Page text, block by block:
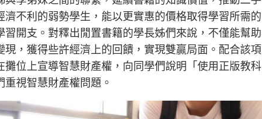
不利的弱勢學生，能以更實惠的價格取得學習所需的
開支。對釋出閒置書籍的學長姊們來說，不僅能幫助
，獲得些許經濟上的回饋，實現雙贏局面。配合該項
位上宣導智慧財產權，向同學們說明「使用正版教科
視智慧財產權問題。